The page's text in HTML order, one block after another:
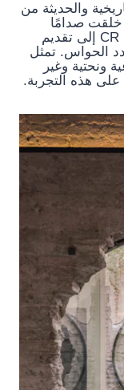
والحديثة من
خلقت صدامًا
جميلًا بين القديم والجديد. تهدف مكاتب CR إلى تقديم
الحواس. تمثل
ونحتية وغير
هذه التجربة.